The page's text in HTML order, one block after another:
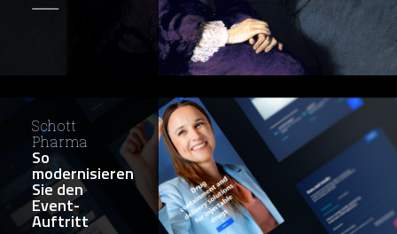
Schott
Pharma
So
modernisieren
Sie den
Event-
Auftritt